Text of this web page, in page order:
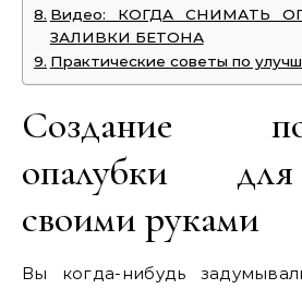
Видео: КОГДА СНИМАТЬ
ЗАЛИВКИ БЕТОНА
Практические советы по
Создание
опалубки
своими руками
Вы когда-нибудь